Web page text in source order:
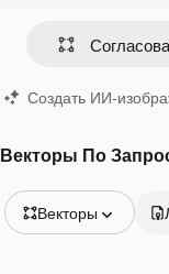
Создать ИИ-
Векторы По
Векторы